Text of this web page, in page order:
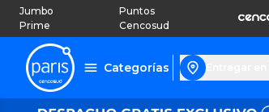
Jumbo
Prime
Puntos
Cencosud
Categorías